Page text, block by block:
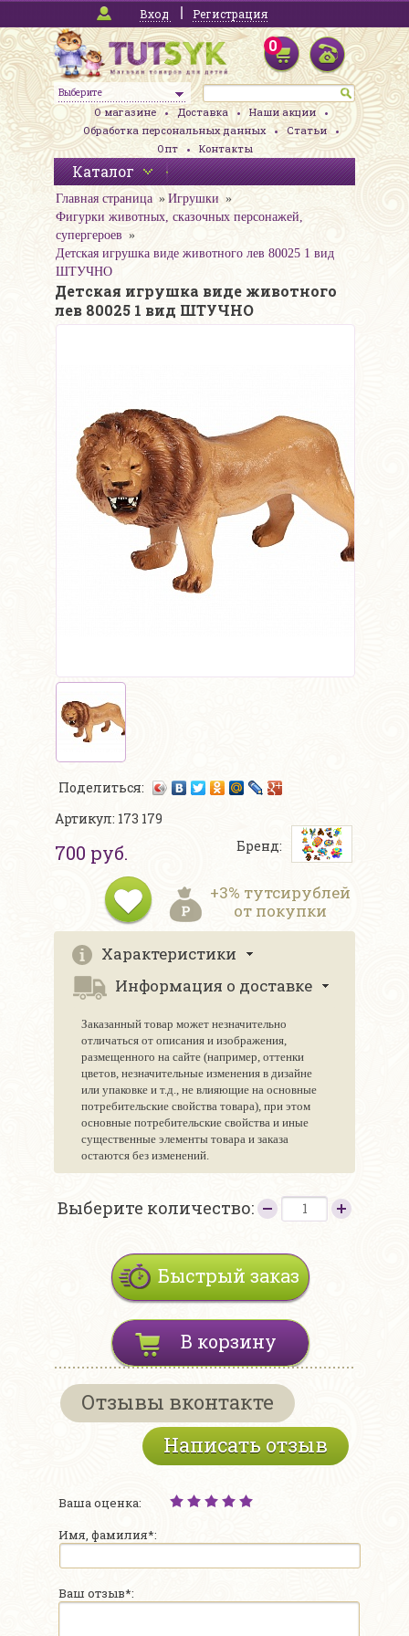
Вход Регистрация
Выберите
0
О магазине Доставка
Наши акции
Обработка персональных данных
Статьи
Опт
Контакты
Каталог
Главная страница
Игрушки
Фигурки животных, сказочных персонажей,
супергероев
Детская игрушка виде животного лев 80025 1 вид
ШТУЧНО
Детская игрушка виде животного
лев 80025 1 вид ШТУЧНО
Поделиться:
Артикул: 173 179
700 руб. Бренд:
+3% тутсирублей
от покупки
Характеристики
Информация о доставке
Заказанный товар может незначительно
отличаться от описания и изображения,
размещенного на сайте (например, оттенки
цветов, незначительные изменения в дизайне
или упаковке и т.д., не влияющие на основные
потребительские свойства товара), при этом
основные потребительские свойства и иные
существенные элементы товара и заказа
остаются без изменений.
Выберите количество:
Быстрый заказ
В корзину
Отзывы вконтакте
Написать отзыв
Ваша оценка:
Имя, фамилия*:
Ваш отзыв*: